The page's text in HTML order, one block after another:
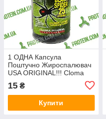
1 ОДНА Капсула
Поштучно Жироспалювач
USA ORIGINAL!!! Cloma
Pharma CPh Black Spider
25 ephedra
15 ₴
Купити